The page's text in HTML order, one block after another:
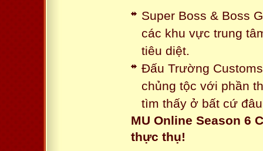
Super Boss & Boss
các khu vực trung
tiêu diệt.
Đấu Trường
chủng tộc với phần
tìm thấy ở bất cứ
MU Online Season 6
thực thụ!